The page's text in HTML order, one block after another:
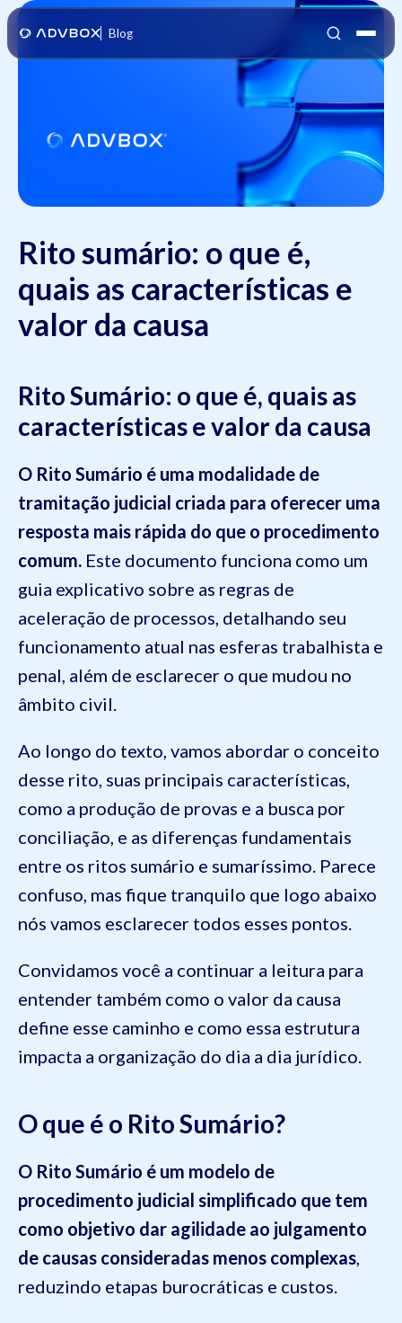
Blog
Rito sumário: o que é,
quais as características e
valor da causa
Rito Sumário: o que é, quais as
características e valor da causa
O Rito Sumário é uma modalidade de
tramitação judicial criada para oferecer uma
resposta mais rápida do que o procedimento
comum. Este documento funciona como um
guia explicativo sobre as regras de
aceleração de processos, detalhando seu
funcionamento atual nas esferas trabalhista e
penal, além de esclarecer o que mudou no
âmbito civil.
Ao longo do texto, vamos abordar o conceito
desse rito, suas principais características,
como a produção de provas e a busca por
conciliação, e as diferenças fundamentais
entre os ritos sumário e sumaríssimo. Parece
confuso, mas fique tranquilo que logo abaixo
nós vamos esclarecer todos esses pontos.
Convidamos você a continuar a leitura para
entender também como o valor da causa
define esse caminho e como essa estrutura
impacta a organização do dia a dia jurídico.
O que é o Rito Sumário?
O Rito Sumário é um modelo de
procedimento judicial simplificado que tem
como objetivo dar agilidade ao julgamento
de causas consideradas menos complexas
reduzindo etapas burocráticas e custos.